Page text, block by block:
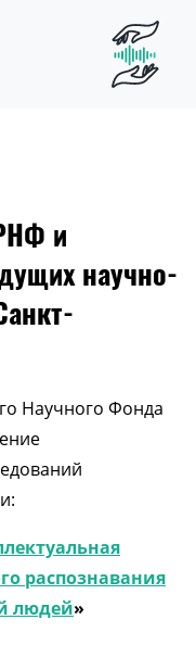
и
научно-
Научного Фонда
распознавания
людей»